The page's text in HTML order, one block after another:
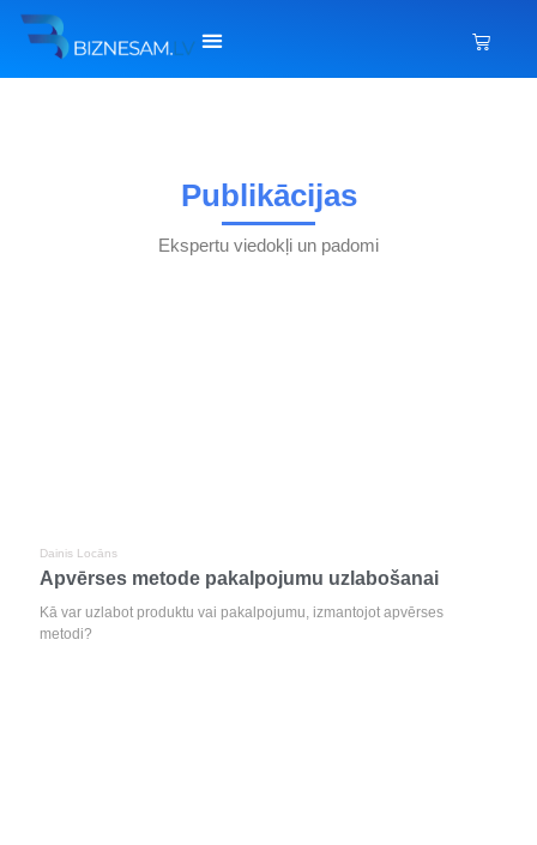
Publikācijas
Ekspertu viedokļi un padomi
Dainis Locāns
Apvērses metode pakalpojumu uzlabošanai
Kā var uzlabot produktu vai pakalpojumu, izmantojot apvērses
metodi?